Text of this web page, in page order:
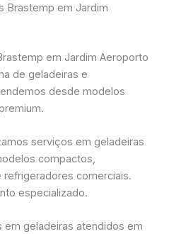
Brastemp em Jardim
em Jardim Aeroporto
de geladeiras e
desde modelos
serviços em geladeiras
compactos,
comerciais.
especializado.
em geladeiras atendidos em